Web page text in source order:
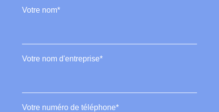
Votre nom*
Votre nom d'entreprise*
Votre numéro de téléphone*